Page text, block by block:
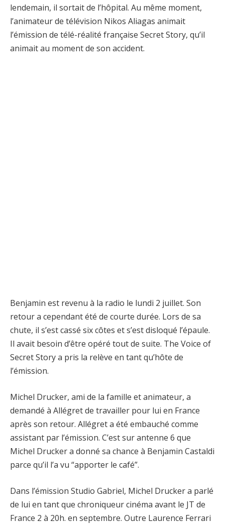
lendemain, il sortait de l’hôpital. Au même moment,
l’animateur de télévision Nikos Aliagas animait
l’émission de télé-réalité française Secret Story, qu’il
animait au moment de son accident.
Benjamin est revenu à la radio le lundi 2 juillet. Son
retour a cependant été de courte durée. Lors de sa
chute, il s’est cassé six côtes et s’est disloqué l’épaule.
Il avait besoin d’être opéré tout de suite. The Voice of
Secret Story a pris la relève en tant qu’hôte de
l’émission.
Michel Drucker, ami de la famille et animateur, a
demandé à Allégret de travailler pour lui en France
après son retour. Allégret a été embauché comme
assistant par l’émission. C’est sur antenne 6 que
Michel Drucker a donné sa chance à Benjamin Castaldi
parce qu’il l’a vu “apporter le café”.
Dans l’émission Studio Gabriel, Michel Drucker a parlé
de lui en tant que chroniqueur cinéma avant le JT de
France 2 à 20h. en septembre. Outre Laurence Ferrari